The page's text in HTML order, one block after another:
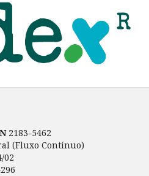
2183-5462
(Fluxo Contínuo)
02